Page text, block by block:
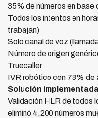
35% de números en
Todos los intentos en
trabajan)
Solo canal de voz
Número de origen
Truecaller
IVR robótico con 78% de
Solución
Validación HLR de todos
eliminó 4,200 números